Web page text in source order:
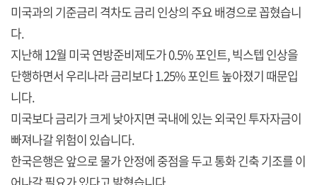
미국과의 기준금리 격차도 금리 인상의 주요 배경으로 꼽혔습니
다.
지난해 12월 미국 연방준비제도가 0.5% 포인트, 빅스텝 인상을
단행하면서 우리나라 금리보다 1.25% 포인트 높아졌기 때문입
니다.
미국보다 금리가 크게 낮아지면 국내에 있는 외국인 투자자금이
빠져나갈 위험이 있습니다.
한국은행은 앞으로 물가 안정에 중점을 두고 통화 긴축 기조를 이